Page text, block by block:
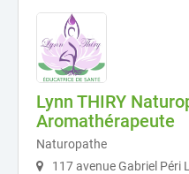
Lynn THIRY
Aromathérapeute
Naturopathe
117 avenue Gabriel Péri